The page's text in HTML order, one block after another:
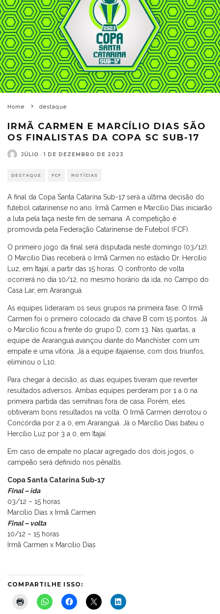
Home destaque
IRMÃ CARMEN E MARCÍLIO DIAS SÃO
OS FINALISTAS DA COPA SC SUB-17
JÚLIO · 1 DE DEZEMBRO DE 2023
DESTAQUE FCF NOTÍCIAS
A final da Copa Santa Catarina Sub-17 será a última decisão do
futebol catarinense no ano. Irmã Carmen e Marcílio Dias iniciarão
a luta pela taça neste fim de semana. A competição é
promovida pela Federação Catarinense de Futebol (FCF).
O primeiro jogo da final será disputada neste domingo (03/12).
O Marcílio Dias receberá o Irmã Carmen no estádio Dr. Hercílio
Luz, em Itajaí, a partir das 15 horas. O confronto de volta
ocorrerá no dia 10/12, no mesmo horário da ida, no Campo do
Casa Lar, em Araranguá.
As equipes lideraram os seus grupos na primeira fase. O Irmã
Carmen foi o primeiro colocado da chave B com 15 pontos. Já
o Marcílio ficou a frente do grupo D, com 13. Nas quartas, a
equipe de Araranguá avançou diante do Manchister com um
empate e uma vitória. Já a equipe itajaiense, com dois triunfos,
eliminou o L10.
Para chegar à decisão, as duas equipes tiveram que reverter
resultados adversos. Ambas equipes perderam por 1 a 0 na
primeira partida das semifinais fora de casa. Porém, eles
obtiveram bons resultados na volta. O Irmã Carmen derrotou o
Concórdia por 2 a 0, em Araranguá. Já o Marcílio Dias bateu o
Hercílio Luz por 3 a 0, em Itajaí.
Em caso de empate no placar agregado dos dois jogos, o
campeão será definido nos pênaltis.
Copa Santa Catarina Sub-17
Final – ida
03/12 – 15 horas
Marcílio Dias x Irmã Carmen
Final – volta
10/12 – 15 horas
Irmã Carmen x Marcílio Dias
COMPARTILHE ISSO: